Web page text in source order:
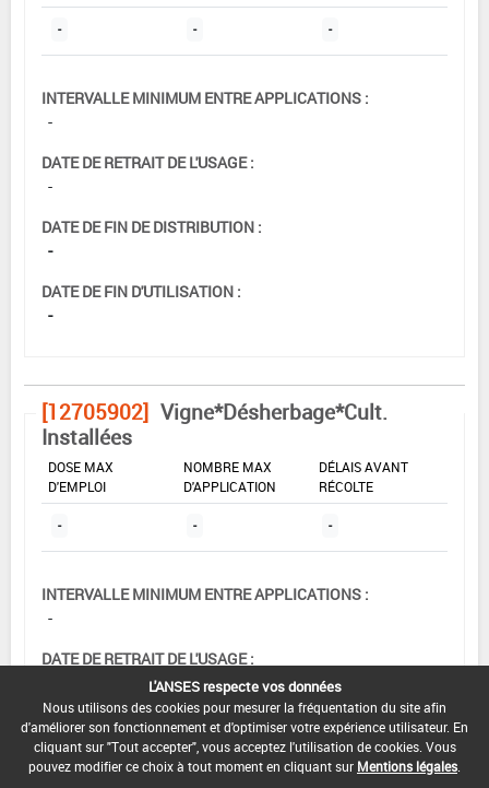
- - -
INTERVALLE MINIMUM ENTRE APPLICATIONS :
-
DATE DE RETRAIT DE L'USAGE :
-
DATE DE FIN DE DISTRIBUTION :
-
DATE DE FIN D'UTILISATION :
-
[12705902] Vigne*Désherbage*Cult.
Installées
DOSE MAX
D'EMPLOI
NOMBRE MAX
D'APPLICATION
DÉLAIS AVANT
RÉCOLTE
- - -
INTERVALLE MINIMUM ENTRE APPLICATIONS :
-
DATE DE RETRAIT DE L'USAGE :
DATE DE FIN DE DISTRIBUTION :
-
L'ANSES respecte vos données
Nous utilisons des cookies pour mesurer la fréquentation du site afin
d'améliorer son fonctionnement et d'optimiser votre expérience utilisateur. En
cliquant sur "Tout accepter", vous acceptez l'utilisation de cookies. Vous
pouvez modifier ce choix à tout moment en cliquant sur Mentions légales